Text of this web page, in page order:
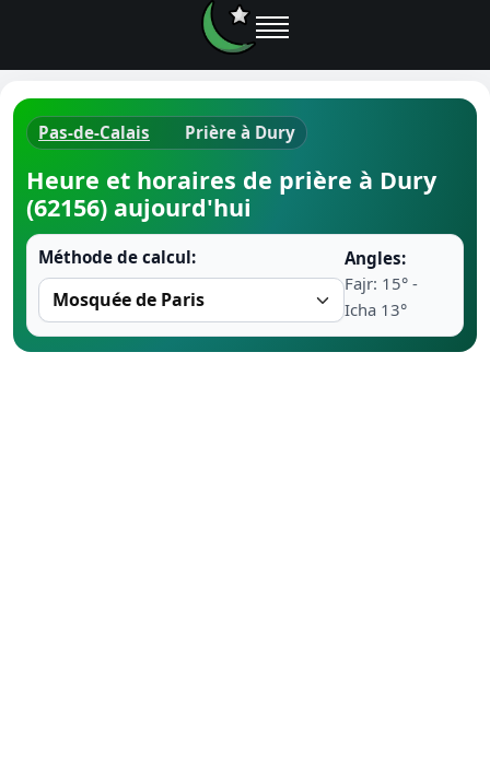
Ramadan
Pas-de-Calais Prière à Dury
Heure et horaires de prière à Dury
(62156) aujourd'hui
Méthode de calcul:
Angles:
Fajr: 15° -
Icha 13°